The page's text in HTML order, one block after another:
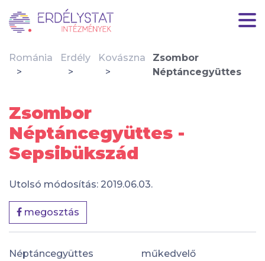
Románia Erdély Kovászna
Zsombor
Néptáncegyüttes
Zsombor
Néptáncegyüttes -
Sepsibükszád
Utolsó módosítás: 2019.06.03.
megosztás
Néptáncegyüttes
műkedvelő